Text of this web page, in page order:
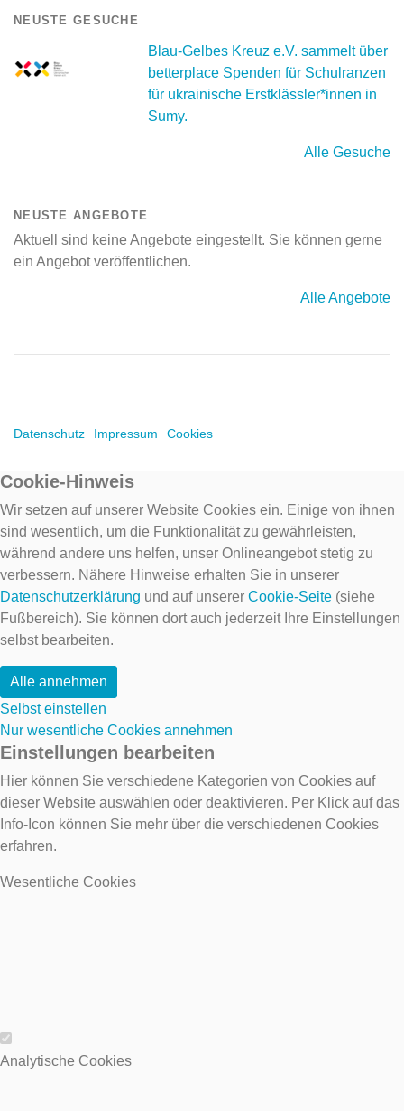
NEUSTE GESUCHE
Blau-Gelbes Kreuz e.V. sammelt über
betterplace Spenden für Schulranzen
für ukrainische Erstklässler*innen in
Sumy.
Alle Gesuche
NEUSTE ANGEBOTE
Aktuell sind keine Angebote eingestellt. Sie können gerne
ein Angebot veröffentlichen.
Alle Angebote
Datenschutz Impressum Cookies
Cookie-Hinweis
Wir setzen auf unserer Website Cookies ein. Einige von ihnen
sind wesentlich, um die Funktionalität zu gewährleisten,
während andere uns helfen, unser Onlineangebot stetig zu
verbessern. Nähere Hinweise erhalten Sie in unserer
Datenschutzerklärung und auf unserer Cookie-Seite (siehe
Fußbereich). Sie können dort auch jederzeit Ihre Einstellungen
selbst bearbeiten.
Alle annehmen
Selbst einstellen
Nur wesentliche Cookies annehmen
Einstellungen bearbeiten
Hier können Sie verschiedene Kategorien von Cookies auf
dieser Website auswählen oder deaktivieren. Per Klick auf das
Info-Icon können Sie mehr über die verschiedenen Cookies
erfahren.
Wesentliche Cookies
Wesentliche Cookies
Analytische Cookies